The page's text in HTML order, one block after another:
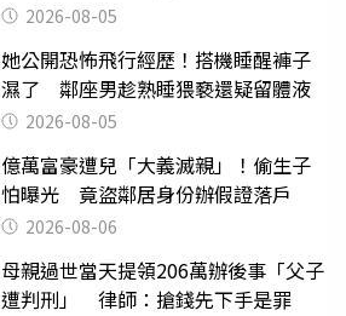
2026-08-05
她公開恐怖飛行經歷！搭機睡醒褲子
濕了 鄰座男趁熟睡猥褻還疑留體液
2026-08-05
億萬富豪遭兒「大義滅親」！偷生子
怕曝光 竟盜鄰居身份辦假證落戶
2026-08-06
母親過世當天提領206萬辦後事「父子
遭判刑」 律師：搶錢先下手是罪